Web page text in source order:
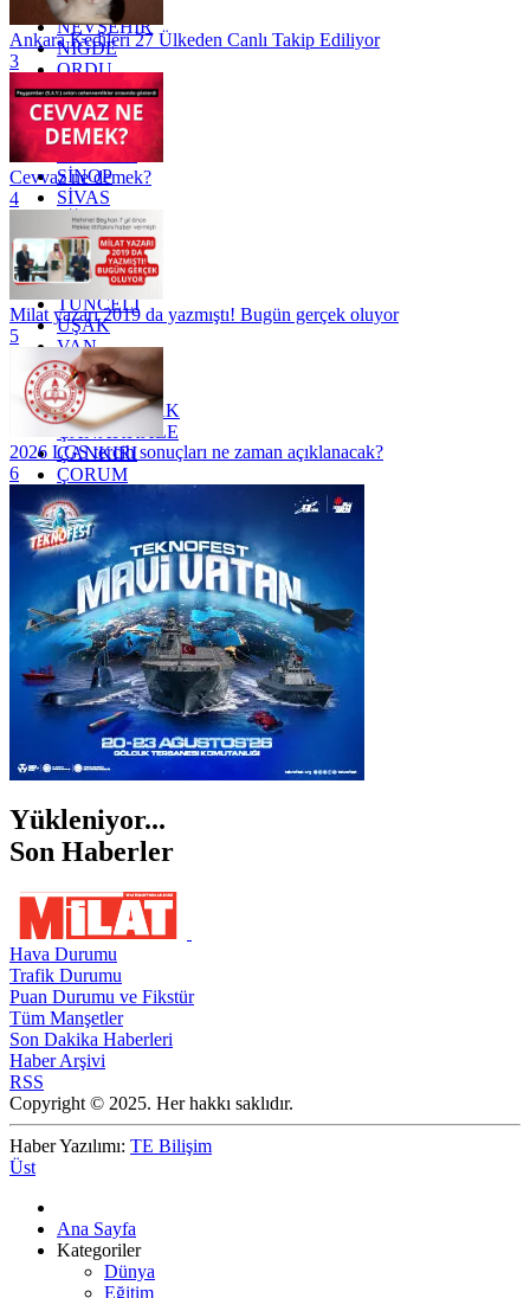
MUŞ
NEVŞEHİR
NİĞDE
ORDU
OSMANİYE
RİZE
SAKARYA
SAMSUN
SİNOP
SİVAS
SİİRT
TEKİRDAĞ
TOKAT
TRABZON
TUNCELİ
UŞAK
VAN
YALOVA
YOZGAT
ZONGULDAK
ÇANAKKALE
ÇANKIRI
ÇORUM
İSTANBUL
İZMİR
ŞANLIURFA
ŞIRNAK
Ankara Kedileri 27 Ülkeden Canlı Takip Ediliyor
3
Cevvaz ne demek?
4
Milat yazarı 2019 da yazmıştı! Bugün gerçek oluyor
5
2026 LGS tercih sonuçları ne zaman açıklanacak?
6
Yükleniyor...
Son Haberler
Hava Durumu
Trafik Durumu
Puan Durumu ve Fikstür
Tüm Manşetler
Son Dakika Haberleri
Haber Arşivi
RSS
Copyright © 2025. Her hakkı saklıdır.
Haber Yazılımı: TE Bilişim
Üst
Ana Sayfa
Kategoriler
Dünya
Eğitim